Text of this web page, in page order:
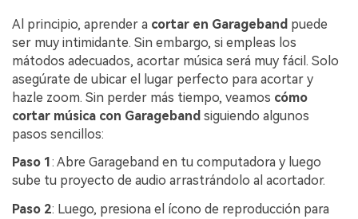
Al principio, aprender a cortar en Garageband puede
ser muy intimidante. Sin embargo, si empleas los
mátodos adecuados, acortar música será muy fácil. Solo
asegúrate de ubicar el lugar perfecto para acortar y
hazle zoom. Sin perder más tiempo, veamos cómo
cortar música con Garageband siguiendo algunos
pasos sencillos:
Paso 1 : Abre Garageband en tu computadora y luego
sube tu proyecto de audio arrastrándolo al acortador.
Paso 2: Luego, presiona el ícono de reproducción para